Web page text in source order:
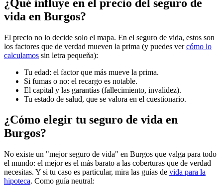
¿Qué influye en el precio del seguro de
vida en Burgos?
El precio no lo decide solo el mapa. En el seguro de vida, estos son
los factores que de verdad mueven la prima (y puedes vercómo lo
calculamos sin letra pequeña):
Tu edad: el factor que más mueve la prima.
Si fumas o no: el recargo es notable.
El capital y las garantías (fallecimiento, invalidez).
Tu estado de salud, que se valora en el cuestionario.
¿Cómo elegir tu seguro de vida en
Burgos?
No existe un "mejor seguro de vida" en Burgos que valga para todo
el mundo: el mejor es el más barato a las coberturas que de verdad
necesitas. Y si tu caso es particular, mira las guías de vida para la
hipoteca. Como guía neutral: